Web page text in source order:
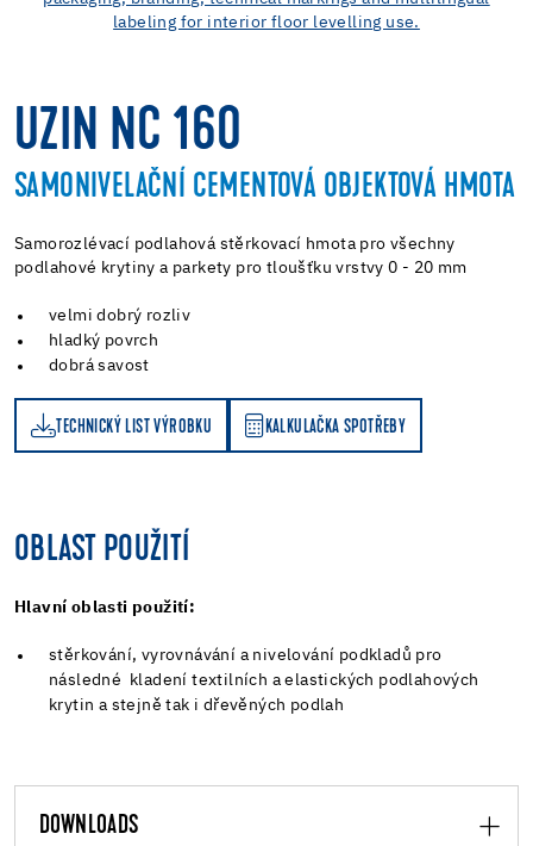
UZIN NC 160
SAMONIVELAČNÍ CEMENTOVÁ OBJEKTOVÁ HMOTA
Samorozlévací podlahová stěrkovací hmota pro všechny
podlahové krytiny a parkety pro tloušťku vrstvy 0 - 20 mm
velmi dobrý rozliv
hladký povrch
dobrá savost
TECHNICKÝ LIST VÝROBKU KALKULAČKA SPOTŘEBY
KALKULAČKA SPOTŘEBY
OBLAST POUŽITÍ
Hlavní oblasti použití:
stěrkování, vyrovnávání a nivelování podkladů pro
následné kladení textilních a elastických podlahových
krytin a stejně tak i dřevěných podlah
DOWNLOADS